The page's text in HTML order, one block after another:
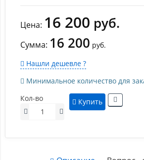
Цена: 16 200 руб.
Сумма: 16 200 руб.
Нашли дешевле ?
Минимальное количество для
Кол-во
Купить